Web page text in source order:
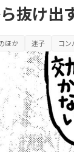
抜け出
ほか 迷子 コン